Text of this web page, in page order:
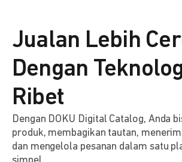
Jualan Lebih
Dengan
Ribet
Dengan DOKU Digital Catalog, Anda
produk, membagikan tautan,
dan mengelola pesanan dalam satu